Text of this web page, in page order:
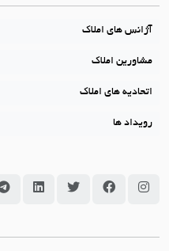
آژانس های املاک
مشاورین املاک
اتحادیه های املاک
رویداد ها
سامانه جاما در اینستاگرام
سامانه جاما در
سامانه جاما
سامانه